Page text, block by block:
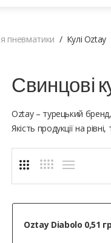
пневматики Кулі Oztay
Свинцові
Oztay – турецький
Якість продукції на
Oztay Diabolo 0,51